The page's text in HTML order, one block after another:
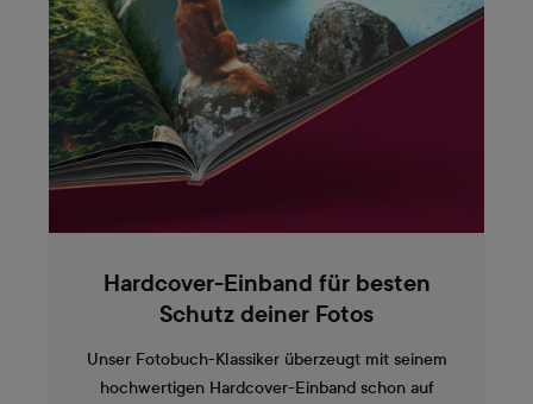
Hardcover-Einband für besten
Schutz deiner Fotos
Unser Fotobuch-Klassiker überzeugt mit seinem
hochwertigen Hardcover-Einband schon auf